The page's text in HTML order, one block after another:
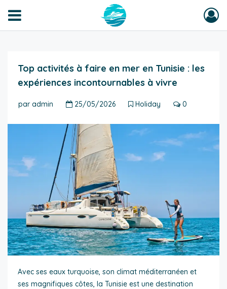
Top activités à faire en mer en Tunisie : les
expériences incontournables à vivre
paradmin 25/05/2026 Holiday 0
Avec ses eaux turquoise, son climat méditerranéen et
ses magnifiques côtes, la Tunisie est une destination